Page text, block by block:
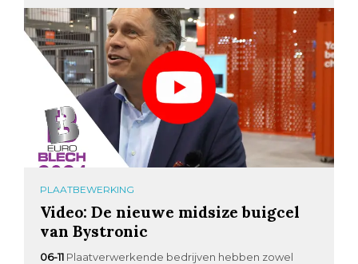
PLAATBEWERKING
Video: De nieuwe midsize buigcel
van Bystronic
06-11 Plaatverwerkende bedrijven hebben zowel